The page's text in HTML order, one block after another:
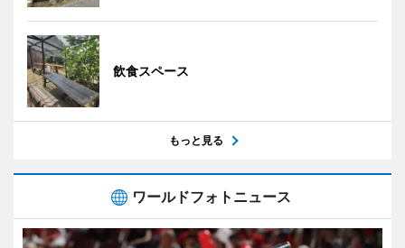
飲食スペース
もっと見る
ワールドフォトニュース